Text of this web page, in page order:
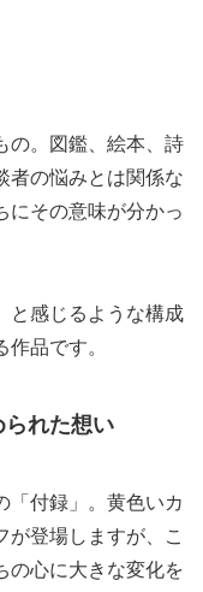
の。図鑑、絵本、詩
者の悩みとは関係な
にその意味が分かっ
と感じるような構成
品です。
れた想い
「付録」。黄色いカ
が登場しますが、こ
の心に大きな変化を